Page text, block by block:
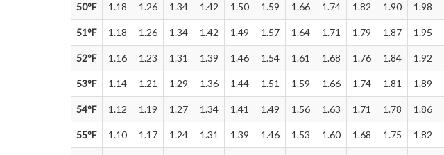
50°F 1.18 1.26 1.34 1.42 1.50 1.59 1.66 1.74 1.82 1.90 1.98
51°F 1.18 1.26 1.34 1.42 1.49 1.57 1.64 1.71 1.79 1.87 1.95
52°F 1.16 1.23 1.31 1.39 1.46 1.54 1.61 1.68 1.76 1.84 1.92
53°F 1.14 1.21 1.29 1.36 1.44 1.51 1.59 1.66 1.74 1.81 1.89
54°F 1.12 1.19 1.27 1.34 1.41 1.49 1.56 1.63 1.71 1.78 1.86
55°F 1.10 1.17 1.24 1.31 1.39 1.46 1.53 1.60 1.68 1.75 1.82